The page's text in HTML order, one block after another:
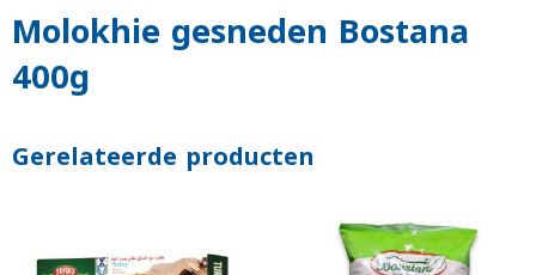
Molokhie gesneden Bostana
400g
Gerelateerde producten